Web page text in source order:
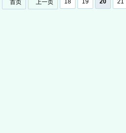
首页 上一页 18 19 20 21